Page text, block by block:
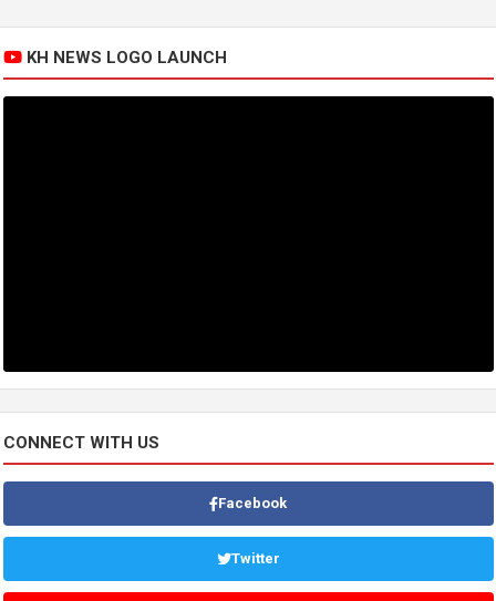
KH NEWS LOGO LAUNCH
CONNECT WITH US
Facebook
Twitter